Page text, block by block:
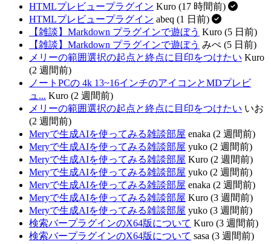
HTMLプレビュープラグイン Kuro (17 時間前)
HTMLプレビュープラグイン abeq (1 日前)
【雑談】Markdown プラグインで遊ぼう Kuro (5 日前)
【雑談】Markdown プラグインで遊ぼう みぺ (5 日前)
メリーの範囲選択の起点と終点に目印をつけたい Kuro
(2 週間前)
ノートPCの 4k 13~16インチのアイコンとMDプレビ
ュ... Kuro (2 週間前)
メリーの範囲選択の起点と終点に目印をつけたい いお
(2 週間前)
Meryで生成AIを使ってみる雑談部屋 enaka (2 週間前)
Meryで生成AIを使ってみる雑談部屋 yuko (2 週間前)
Meryで生成AIを使ってみる雑談部屋 Kuro (2 週間前)
Meryで生成AIを使ってみる雑談部屋 yuko (2 週間前)
Meryで生成AIを使ってみる雑談部屋 enaka (2 週間前)
Meryで生成AIを使ってみる雑談部屋 Kuro (3 週間前)
Meryで生成AIを使ってみる雑談部屋 yuko (3 週間前)
検索バープラグインのX64版について Kuro (3 週間前)
検索バープラグインのX64版について sasa (3 週間前)